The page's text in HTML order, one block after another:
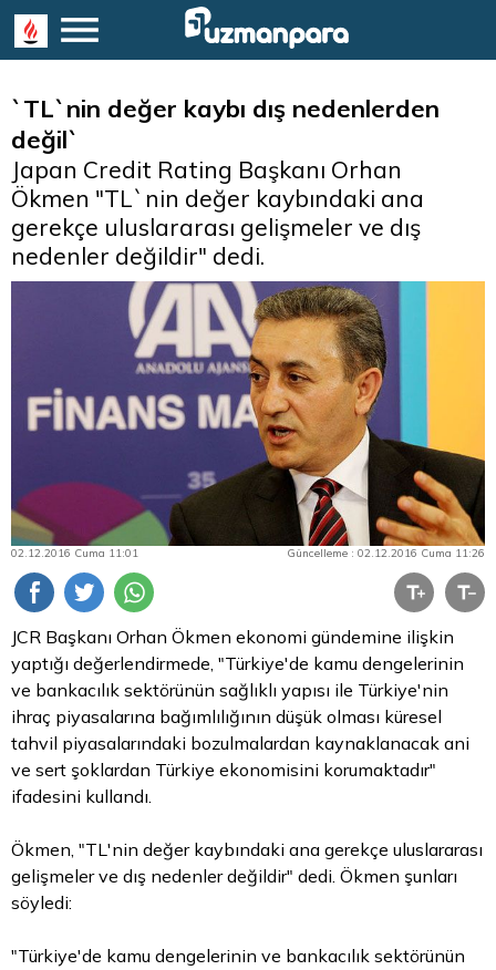
`TL`nin değer kaybı dış nedenlerden
değil`
Japan Credit Rating Başkanı Orhan
Ökmen "TL`nin değer kaybındaki ana
gerekçe uluslararası gelişmeler ve dış
nedenler değildir" dedi.
02.12.2016 Cuma 11:01 Güncelleme : 02.12.2016 Cuma 11:26
JCR Başkanı Orhan Ökmen ekonomi gündemine ilişkin
yaptığı değerlendirmede, "Türkiye'de kamu dengelerinin
ve bankacılık sektörünün sağlıklı yapısı ile Türkiye'nin
ihraç piyasalarına bağımlılığının düşük olması küresel
tahvil piyasalarındaki bozulmalardan kaynaklanacak ani
ve sert şoklardan Türkiye ekonomisini korumaktadır"
ifadesini kullandı.
Ökmen, "TL'nin değer kaybındaki ana gerekçe uluslararası
gelişmeler ve dış nedenler değildir" dedi. Ökmen şunları
söyledi:
"Türkiye'de kamu dengelerinin ve bankacılık sektörünün